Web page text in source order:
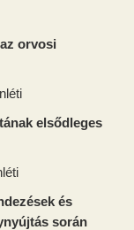
orvosi
elsődleges
és
során